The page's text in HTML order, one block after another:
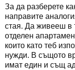
За да разберете
направите
стая. Да живееш в
отделен
които като теб
нужди. В същото
имат един и същ